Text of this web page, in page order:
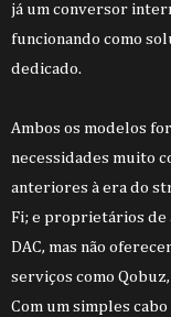
já um conversor
funcionando como
dedicado.
Ambos os modelos
necessidades muito
anteriores à era do
Fi; e proprietários
DAC, mas não
serviços como
Com um simples